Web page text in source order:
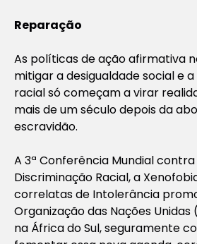
Reparação
As políticas de ação afirmativa
mitigar a desigualdade social e
racial só começam a virar
mais de um século depois da
escravidão.
A 3ª Conferência Mundial contra
Discriminação Racial, a
correlatas de Intolerância
Organização das Nações Unidas
na África do Sul, seguramente